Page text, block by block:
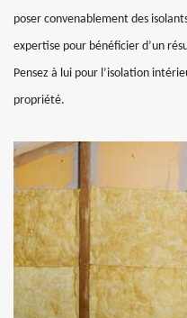
poser convenablement des
expertise pour bénéficier d’un
Pensez à lui pour l’isolation
propriété.